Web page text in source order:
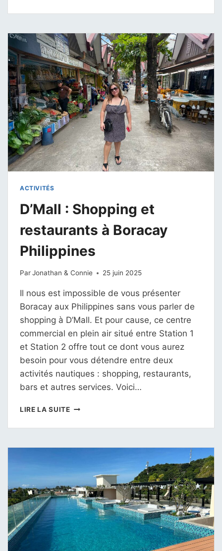
À
PHILIPPINES
:
GUIDE
ET
RETOUR
D’EXPÉRIENCE
ACTIVITÉS
D’Mall : Shopping et
restaurants à Boracay
Philippines
ParJonathan & Connie 25 juin 2025
Il nous est impossible de vous présenter
Boracay aux Philippines sans vous parler de
shopping à D’Mall. Et pour cause, ce centre
commercial en plein air situé entre Station 1
et Station 2 offre tout ce dont vous aurez
besoin pour vous détendre entre deux
activités nautiques : shopping, restaurants,
bars et autres services. Voici…
LIRE LA SUITED’MALL
SHOPPING
RESTAURANTS
PHILIPPINES